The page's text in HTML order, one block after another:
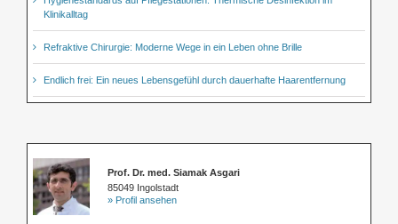
Klinikalltag
Refraktive Chirurgie: Moderne Wege in ein Leben ohne Brille
Endlich frei: Ein neues Lebensgefühl durch dauerhafte Haarentfernung
Prof. Dr. med. Siamak Asgari
85049 Ingolstadt
» Profil ansehen